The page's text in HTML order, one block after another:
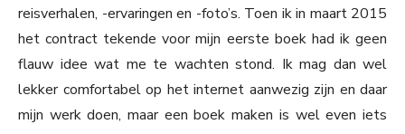
reisverhalen, -ervaringen en -foto’s. Toen ik in maart 2015
het contract tekende voor mijn eerste boek had ik geen
flauw idee wat me te wachten stond. Ik mag dan wel
lekker comfortabel op het internet aanwezig zijn en daar
mijn werk doen, maar een boek maken is wel even iets